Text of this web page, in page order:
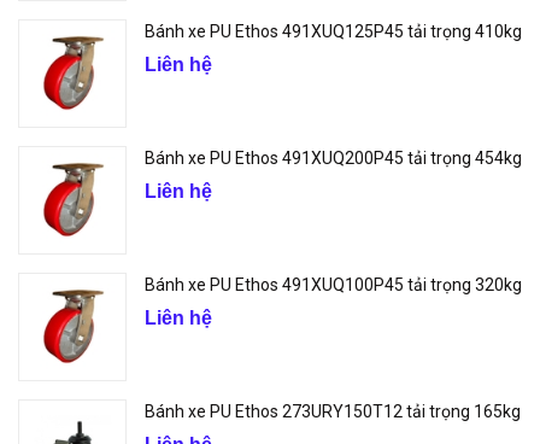
Bánh xe PU Ethos 491XUQ125P45 tải trọng 410kg
Liên hệ
Bánh xe PU Ethos 491XUQ200P45 tải trọng 454kg
Liên hệ
Bánh xe PU Ethos 491XUQ100P45 tải trọng 320kg
Liên hệ
Bánh xe PU Ethos 273URY150T12 tải trọng 165kg